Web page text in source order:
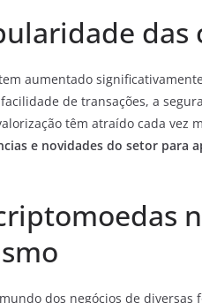
aumentado
de transações, a
têm atraído cada vez
e novidades do setor para
dos negócios de diversas